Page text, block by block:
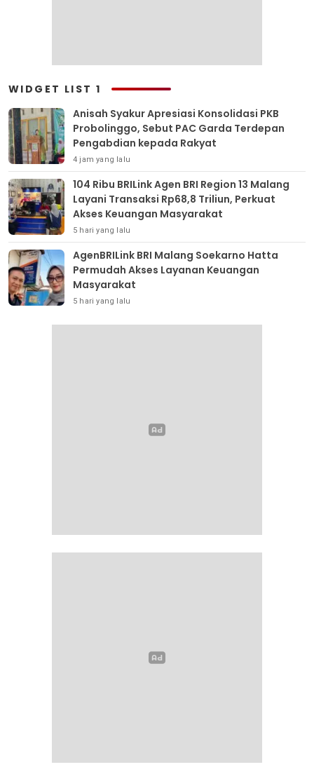
WIDGET LIST 1
Anisah Syakur Apresiasi Konsolidasi PKB
Probolinggo, Sebut PAC Garda Terdepan
Pengabdian kepada Rakyat
4 jam yang lalu
104 Ribu BRILink Agen BRI Region 13 Malang
Layani Transaksi Rp68,8 Triliun, Perkuat
Akses Keuangan Masyarakat
5 hari yang lalu
AgenBRILink BRI Malang Soekarno Hatta
Permudah Akses Layanan Keuangan
Masyarakat
5 hari yang lalu